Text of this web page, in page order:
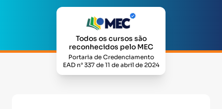
Todos os cursos são
reconhecidos pelo MEC
Portaria de Credenciamento
EAD n° 337 de 11 de abril de 2024